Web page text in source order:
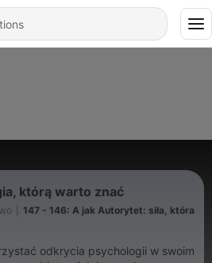
którą warto znać
147 - 146: A jak Autorytet: siła, która
odkrycia psychologii w swoim